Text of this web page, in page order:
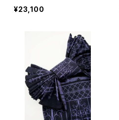
ュ ポリエステル100％
¥23,100